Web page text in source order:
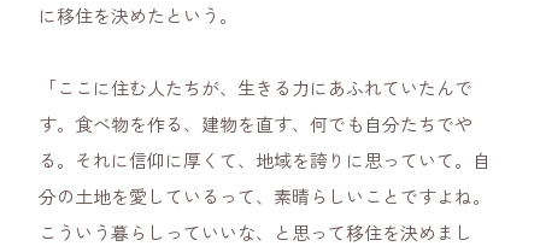
に移住を決めたという。
「ここに住む人たちが、生きる力にあふれていたんで
す。食べ物を作る、建物を直す、何でも自分たちでや
る。それに信仰に厚くて、地域を誇りに思っていて。自
分の土地を愛しているって、素晴らしいことですよね。
こういう暮らしっていいな、と思って移住を決めまし